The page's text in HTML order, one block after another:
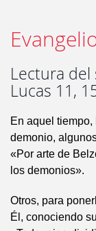
Lectura del
Lucas 11,
En aquel
demonio,
«Por arte de
los demonios».
Otros, para
Él, conociendo